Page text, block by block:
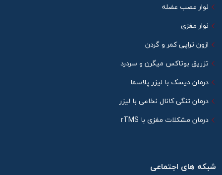
نوار عصب عضله
نوار مغزی
ازون تراپی کمر و گردن
تزریق بوتاکس میگرن و سردرد
درمان دیسک با لیزر پلاسما
درمان تنگی کانال نخاعی با لیزر
درمان مشکلات مغزی با rTMS
شبکه های اجتماعی